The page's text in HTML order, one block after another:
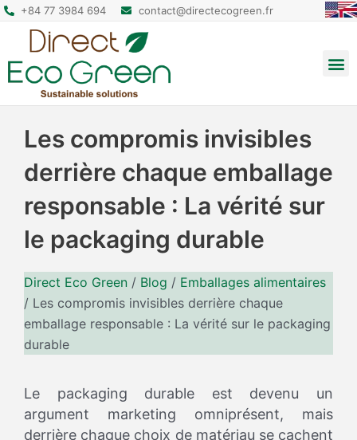
+84 77 3984 694 contact@directecogreen.fr
Les compromis invisibles
derrière chaque emballage
responsable : La vérité sur
le packaging durable
Direct Eco Green / Blog / Emballages alimentaires
/ Les compromis invisibles derrière chaque
emballage responsable : La vérité sur le packaging
durable
Le packaging durable est devenu un
argument marketing omniprésent, mais
derrière chaque choix de matériau se cachent